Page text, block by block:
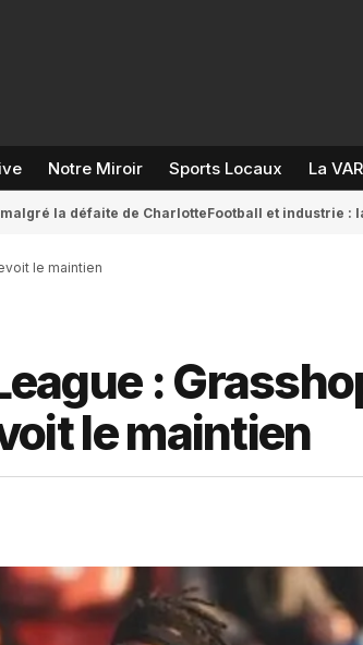
Notre Miroir Sports Locaux La VAR
la défaite de CharlotteFootball et industrie :
le maintien
:
le maintien